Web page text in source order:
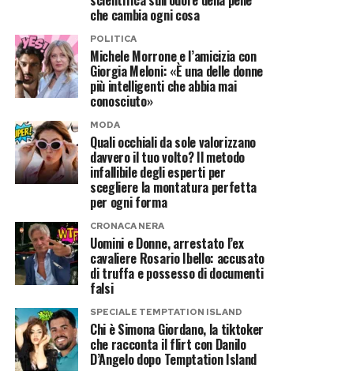
che cambia ogni cosa
POLITICA
Michele Morrone e l’amicizia con
Giorgia Meloni: «È una delle donne
più intelligenti che abbia mai
conosciuto»
MODA
Quali occhiali da sole valorizzano
davvero il tuo volto? Il metodo
infallibile degli esperti per
scegliere la montatura perfetta
per ogni forma
CRONACA NERA
Uomini e Donne, arrestato l’ex
cavaliere Rosario Ibello: accusato
di truffa e possesso di documenti
falsi
SPECIALE TEMPTATION ISLAND
Chi è Simona Giordano, la tiktoker
che racconta il flirt con Danilo
D’Angelo dopo Temptation Island